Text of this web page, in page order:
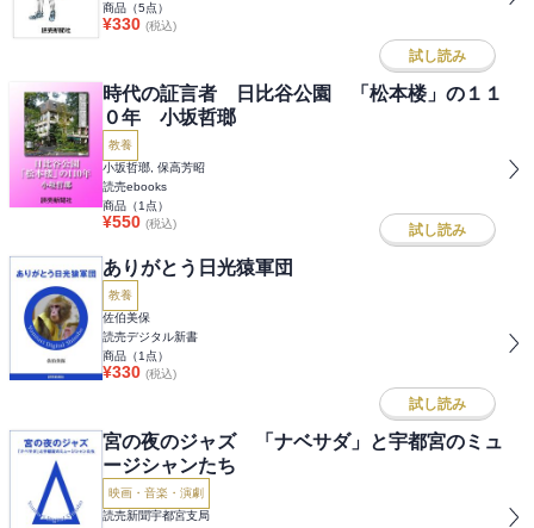
商品（5点）
¥330 (税込)
試し読み
時代の証言者 日比谷公園 「松本楼」の１１
０年 小坂哲瑯
教養
小坂哲瑯, 保高芳昭
読売ebooks
商品（1 点）
¥550 (税込) 試し読み
ありがとう日光猿軍団
教養
佐伯美保
読売デジタル新書
商品（1 点）
¥330 (税込)
試し読み
宮の夜のジャズ 「ナベサダ」と宇都宮のミュ
ージシャンたち
映画・音楽・演劇
読売新聞宇都宮支局